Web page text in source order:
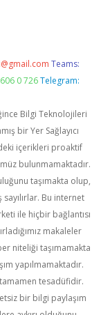
Teams:
0 726 Telegram:
Bilgi Teknolojileri
bir Yer Sağlayıcı
içerikleri proaktif
bulunmamaktadır.
taşımakta olup,
Bu internet
ile hiçbir bağlantısı
makaleler
niteliği taşımamakta
yapılmamaktadır.
tesadüfidir.
bir bilgi paylaşım